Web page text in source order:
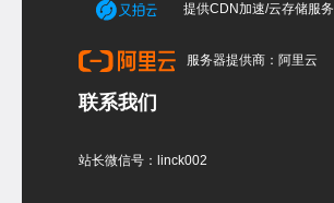
提供CDN加速/云存储服务
服务器提供商：阿里云
联系我们
站长微信号：linck002